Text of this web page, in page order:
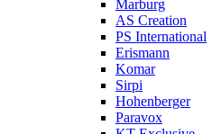
Marburg
AS Creation
PS International
Erismann
Komar
Sirpi
Hohenberger
Paravox